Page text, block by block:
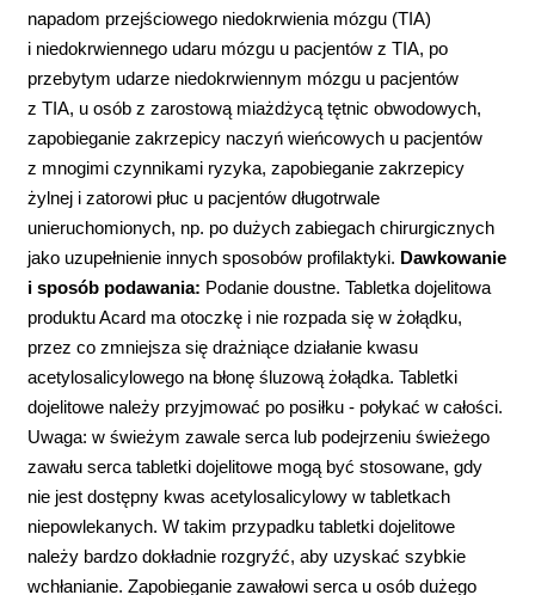
napadom przejściowego niedokrwienia mózgu (TIA)
i niedokrwiennego udaru mózgu u pacjentów z TIA, po
przebytym udarze niedokrwiennym mózgu u pacjentów
z TIA, u osób z zarostową miażdżycą tętnic obwodowych,
zapobieganie zakrzepicy naczyń wieńcowych u pacjentów
z mnogimi czynnikami ryzyka, zapobieganie zakrzepicy
żylnej i zatorowi płuc u pacjentów długotrwale
unieruchomionych, np. po dużych zabiegach chirurgicznych
jako uzupełnienie innych sposobów profilaktyki. Dawkowanie
i sposób podawania: Podanie doustne. Tabletka dojelitowa
produktu Acard ma otoczkę i nie rozpada się w żołądku,
przez co zmniejsza się drażniące działanie kwasu
acetylosalicylowego na błonę śluzową żołądka. Tabletki
dojelitowe należy przyjmować po posiłku - połykać w całości.
Uwaga: w świeżym zawale serca lub podejrzeniu świeżego
zawału serca tabletki dojelitowe mogą być stosowane, gdy
nie jest dostępny kwas acetylosalicylowy w tabletkach
niepowlekanych. W takim przypadku tabletki dojelitowe
należy bardzo dokładnie rozgryźć, aby uzyskać szybkie
wchłanianie. Zapobieganie zawałowi serca u osób dużego